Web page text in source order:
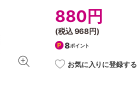
880円
(税込968円)
8ポイント
お気に入りに登録する